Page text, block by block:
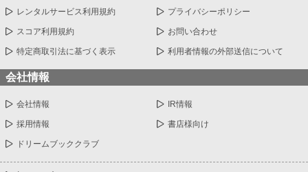
レンタルサービス利用規約 プライバシーポリシー
スコア利用規約 お問い合わせ
特定商取引法に基づく表示 利用者情報の外部送信について
会社情報
会社情報 IR情報
採用情報 書店様向け
ドリームブッククラブ